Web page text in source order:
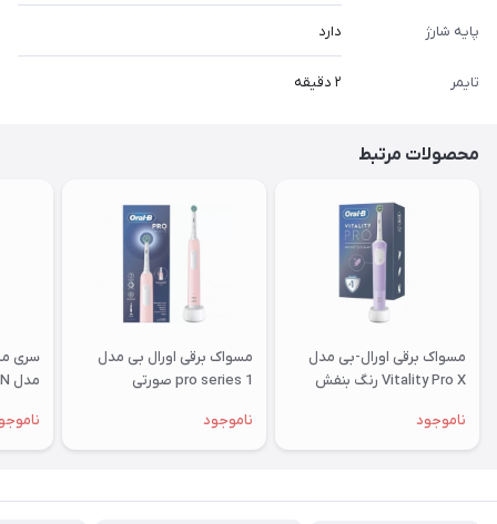
پایه شارژ دارد
تایمر ۲ دقیقه
محصولات مرتبط
مسواک برقی اورال-بی مدل
Vitality Pro X رنگ بنفش
ناموجود
مسواک برقی اورال بی مدل
pro series 1 صورتی
ناموجود
سری